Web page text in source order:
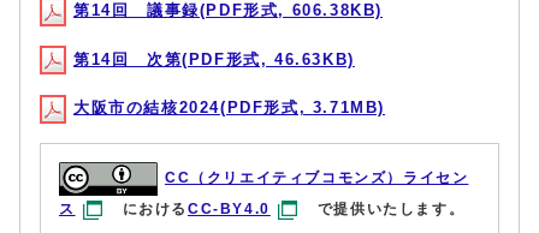
第14回 議事録(PDF形式, 606.38KB)
第14回 次第(PDF形式, 46.63KB)
大阪市の結核2024(PDF形式, 3.71MB)
CC（クリエイティブコモンズ）ライセン
ス
におけるCC-BY4.0 で提供いたします。